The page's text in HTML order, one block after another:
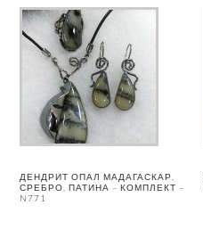
ДЕНДРИТ ОПАЛ МАДАГАСКАР,
СРЕБРО, ПАТИНА – КОМПЛЕКТ –
N771